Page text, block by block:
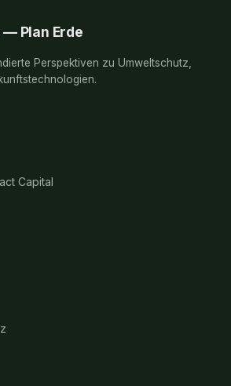
— Plan Erde
Perspektiven zu Umweltschutz,
Capital